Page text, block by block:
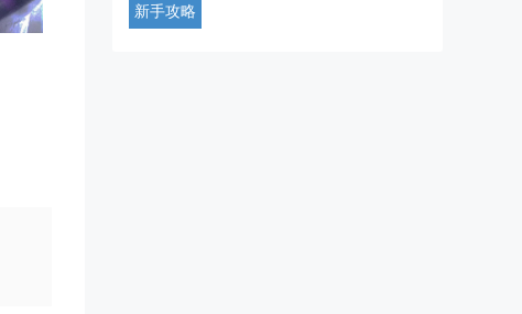
新手攻略